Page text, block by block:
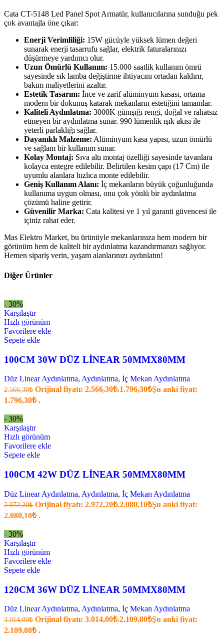
Cata CT-5148 Led Panel Spot Armatür, kullanıcılarına sunduğu pek
çok avantajla öne çıkar:
Enerji Verimliliği: 15W gücüyle yüksek lümen değeri
sunarak enerji tasarrufu sağlar, elektrik faturalarınızı
düşürmeye yardımcı olur.
Uzun Ömürlü Kullanım: 15.000 saatlik kullanım ömrü
sayesinde sık lamba değiştirme ihtiyacını ortadan kaldırır,
bakım maliyetlerini azaltır.
Estetik Tasarım: İnce ve zarif alüminyum kasası, ortama
modern bir dokunuş katarak mekanların estetiğini tamamlar.
Kaliteli Aydınlatma: 3000K günışığı rengi, doğal ve rahatsız
etmeyen bir aydınlatma sunar. 990 lümenlik ışık akısı ile
yeterli parlaklığı sağlar.
Dayanıklı Malzeme: Alüminyum kasa yapısı, uzun ömürlü
ve sağlam bir kullanım sunar.
Kolay Montaj: Sıva altı montaj özelliği sayesinde tavanlara
kolayca entegre edilebilir. Belirtilen kesim çapı (17 Cm) ile
uyumlu alanlara hızlıca monte edilebilir.
Geniş Kullanım Alanı: İç mekanların büyük çoğunluğunda
kullanıma uygun olması, onu çok yönlü bir aydınlatma
çözümü haline getirir.
Güvenilir Marka: Cata kalitesi ve 1 yıl garanti güvencesi ile
içiniz rahat eder.
Mas Elektro Market, bu ürünüyle mekanlarınıza hem modern bir
görünüm hem de kaliteli bir aydınlatma kazandırmanızı sağlıyor.
Hemen sipariş verin, yaşam alanlarınızı aydınlatın!
Diğer Ürünler
- 30%
Karşılaştır
Hızlı görünüm
Favorilere ekle
Sepete ekle
100CM 30W DÜZ LİNEAR 50MMX80MM
Düz Linear Aydınlatma, Aydınlatma, İç Mekan Aydınlatma
2.566,30₺ Orijinal fiyatı: 2.566,30₺.1.796,30₺Şu anki fiyat:
1.796,30₺ .
- 30%
Karşılaştır
Hızlı görünüm
Favorilere ekle
Sepete ekle
100CM 42W DÜZ LİNEAR 50MMX80MM
Düz Linear Aydınlatma, Aydınlatma, İç Mekan Aydınlatma
2.972,20₺ Orijinal fiyatı: 2.972,20₺.2.080,10₺Şu anki fiyat:
2.080,10₺ .
- 30%
Karşılaştır
Hızlı görünüm
Favorilere ekle
Sepete ekle
120CM 36W DÜZ LİNEAR 50MMX80MM
Düz Linear Aydınlatma, Aydınlatma, İç Mekan Aydınlatma
3.014,00₺ Orijinal fiyatı: 3.014,00₺.2.109,80₺Şu anki fiyat:
2.109,80₺ .